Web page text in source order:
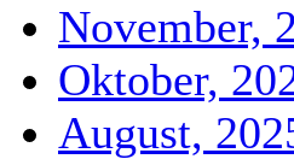
November,
Oktober,
August,